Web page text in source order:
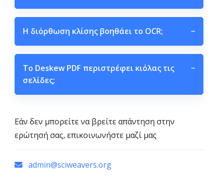
Η διόρθωση κλίσης βοηθάει το OCR; −
Το Deskew PDF περιστρέφει κιόλας τις
σελίδες;
−
Εάν δεν μπορείτε να βρείτε απάντηση στην
ερώτησή σας, επικοινωνήστε μαζί μας
admin@sciweavers.org